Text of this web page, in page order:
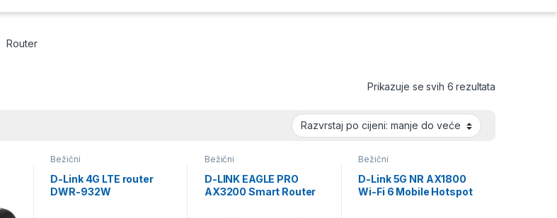
Router
Prikazuje se svih 6 rezultata
Bežični
D-Link 4G LTE router
DWR-932W
Bežični
D-LINK EAGLE PRO
AX3200 Smart Router
Bežični
D-Link 5G NR AX1800
Wi-Fi 6 Mobile Hotspot